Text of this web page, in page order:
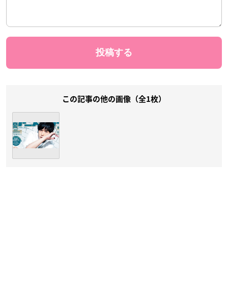
この記事の他の画像（全1枚）